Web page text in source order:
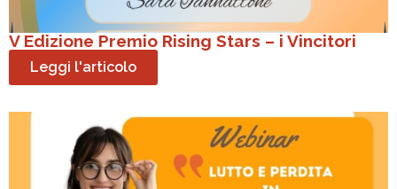
V Edizione Premio Rising Stars – i Vincitori
Leggi l'articolo